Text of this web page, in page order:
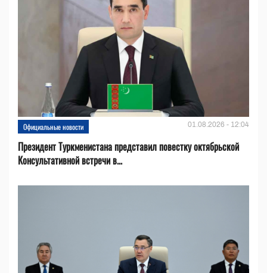
Официальные новости 01.08.2026 - 12:04
Президент Туркменистана представил повестку октябрьской
Консультативной встречи в...